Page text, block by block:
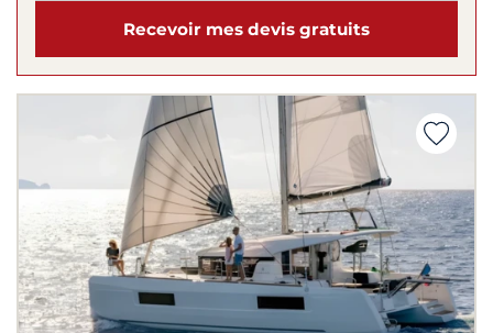
Recevoir mes devis gratuits